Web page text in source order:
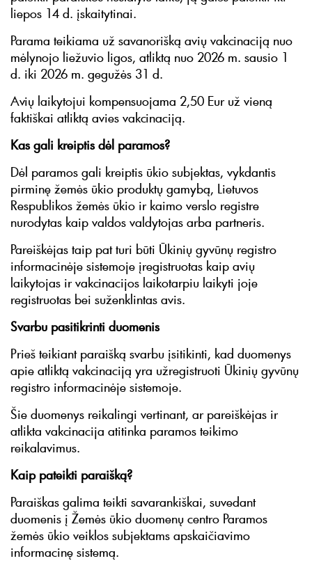
liepos 14 d. įskaitytinai.
Parama teikiama už savanorišką avių vakcinaciją nuo
mėlynojo liežuvio ligos, atliktą nuo 2026 m. sausio 1
d. iki 2026 m. gegužės 31 d.
Avių laikytojui kompensuojama 2,50 Eur už vieną
faktiškai atliktą avies vakcinaciją.
Kas gali kreiptis dėl paramos?
Dėl paramos gali kreiptis ūkio subjektas, vykdantis
pirminę žemės ūkio produktų gamybą, Lietuvos
Respublikos žemės ūkio ir kaimo verslo registre
nurodytas kaip valdos valdytojas arba partneris.
Pareiškėjas taip pat turi būti Ūkinių gyvūnų registro
informacinėje sistemoje įregistruotas kaip avių
laikytojas ir vakcinacijos laikotarpiu laikyti joje
registruotas bei suženklintas avis.
Svarbu pasitikrinti duomenis
Prieš teikiant paraišką svarbu įsitikinti, kad duomenys
apie atliktą vakcinaciją yra užregistruoti Ūkinių gyvūnų
registro informacinėje sistemoje.
Šie duomenys reikalingi vertinant, ar pareiškėjas ir
atlikta vakcinacija atitinka paramos teikimo
reikalavimus.
Kaip pateikti paraišką?
Paraiškas galima teikti savarankiškai, suvedant
duomenis į Žemės ūkio duomenų centro Paramos
žemės ūkio veiklos subjektams apskaičiavimo
informacinę sistemą.